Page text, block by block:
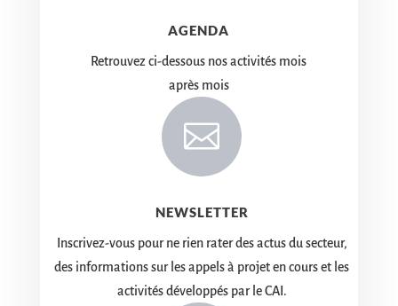
AGENDA
Retrouvez ci-dessous nos activités mois
après mois

NEWSLETTER
Inscrivez-vous pour ne rien rater des actus du secteur,
des informations sur les appels à projet en cours et les
activités développés par le CAI.